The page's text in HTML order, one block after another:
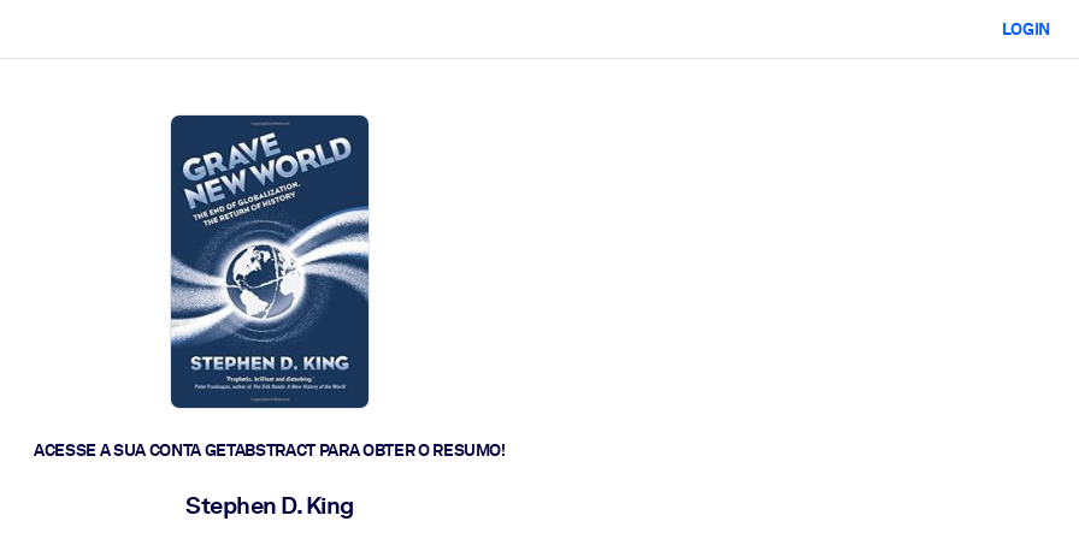
LOGIN
ACESSE A SUA CONTA GETABSTRACT PARA OBTER O RESUMO!
Stephen D. King